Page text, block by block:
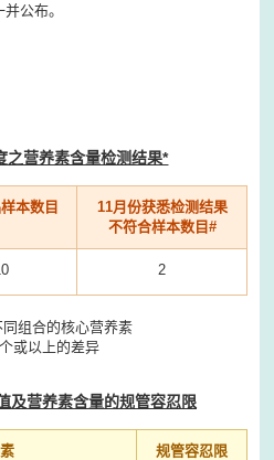
公布。
之营养素含量检测结果*
本数目
11月份获悉检测结果
不符合样本数目#
2
组合的核心营养素
或以上的差异
及营养素含量的规管容忍限
规管容忍限